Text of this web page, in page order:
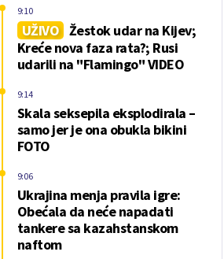
UŽIVO Žestok udar na Kijev;
Kreće nova faza rata?; Rusi
udarili na "Flamingo" VIDEO
9:10
Skala seksepila eksplodirala –
samo jer je ona obukla bikini
FOTO
9:14
Ukrajina menja pravila igre:
Obećala da neće napadati
tankere sa kazahstanskom
naftom
9:06